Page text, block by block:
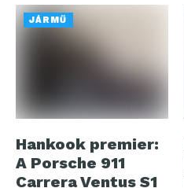
JÁRMŰ
Hankook premier:
A Porsche 911
Carrera Ventus S1